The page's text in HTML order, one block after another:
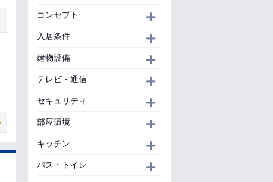
コンセプト
入居条件
建物設備
テレビ・通信
セキュリティ
部屋環境
キッチン
バス・トイレ